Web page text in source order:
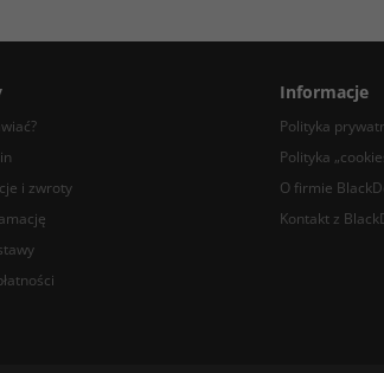
i zwroty
Informacje
Polityka
Polityka
O firmie
Kontakt z